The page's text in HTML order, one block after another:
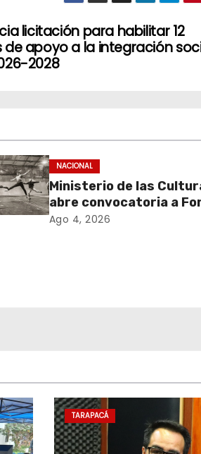
licitación para habilitar 12
de apoyo a la integración
2028
NACIONAL
Ministerio de las
abre convocatoria a
Cultura 2027 con foco
Ago 4, 2026
TARAPACÁ